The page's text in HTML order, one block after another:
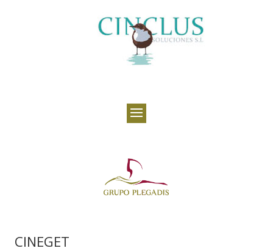
CINEGET